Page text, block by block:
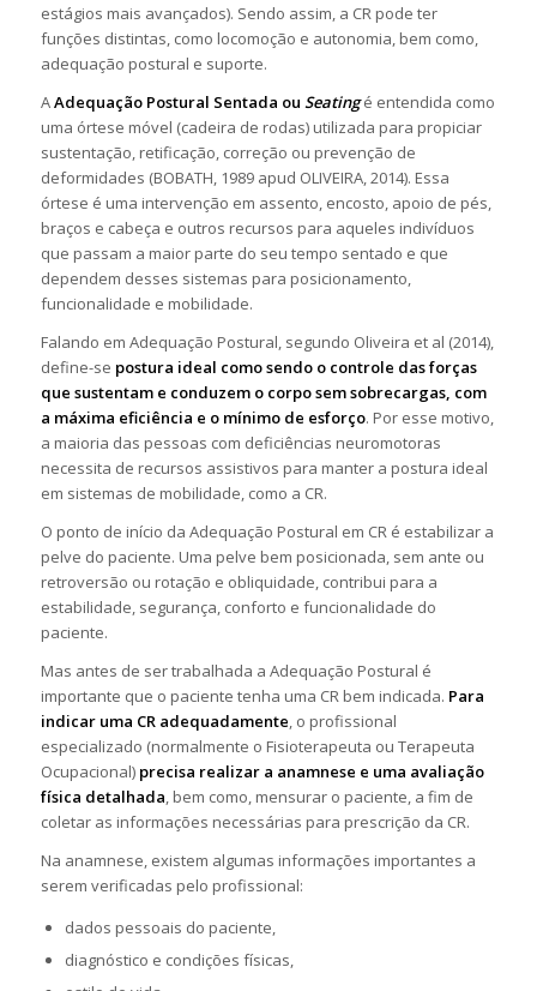
estágios mais avançados). Sendo assim, a CR pode ter
funções distintas, como locomoção e autonomia, bem como,
adequação postural e suporte.
AAdequação Postural Sentada ou Seatingé entendida como
uma órtese móvel (cadeira de rodas) utilizada para propiciar
sustentação, retificação, correção ou prevenção de
deformidades (BOBATH, 1989 apud OLIVEIRA, 2014). Essa
órtese é uma intervenção em assento, encosto, apoio de pés,
braços e cabeça e outros recursos para aqueles indivíduos
que passam a maior parte do seu tempo sentado e que
dependem desses sistemas para posicionamento,
funcionalidade e mobilidade.
Falando em Adequação Postural, segundo Oliveira et al (2014),
define-se postura ideal como sendo o controle das forças
que sustentam e conduzem o corpo sem sobrecargas, com
a máxima eficiência e o mínimo de esforço. Por esse motivo,
a maioria das pessoas com deficiências neuromotoras
necessita de recursos assistivos para manter a postura ideal
em sistemas de mobilidade, como a CR.
O ponto de início da Adequação Postural em CR é estabilizar a
pelve do paciente. Uma pelve bem posicionada, sem ante ou
retroversão ou rotação e obliquidade, contribui para a
estabilidade, segurança, conforto e funcionalidade do
paciente.
Mas antes de ser trabalhada a Adequação Postural é
importante que o paciente tenha uma CR bem indicada. Para
indicar uma CR adequadamente, o profissional
especializado (normalmente o Fisioterapeuta ou Terapeuta
Ocupacional) precisa realizar a anamnese e uma avaliação
física detalhada, bem como, mensurar o paciente, a fim de
coletar as informações necessárias para prescrição da CR.
Na anamnese, existem algumas informações importantes a
serem verificadas pelo profissional:
dados pessoais do paciente,
diagnóstico e condições físicas,